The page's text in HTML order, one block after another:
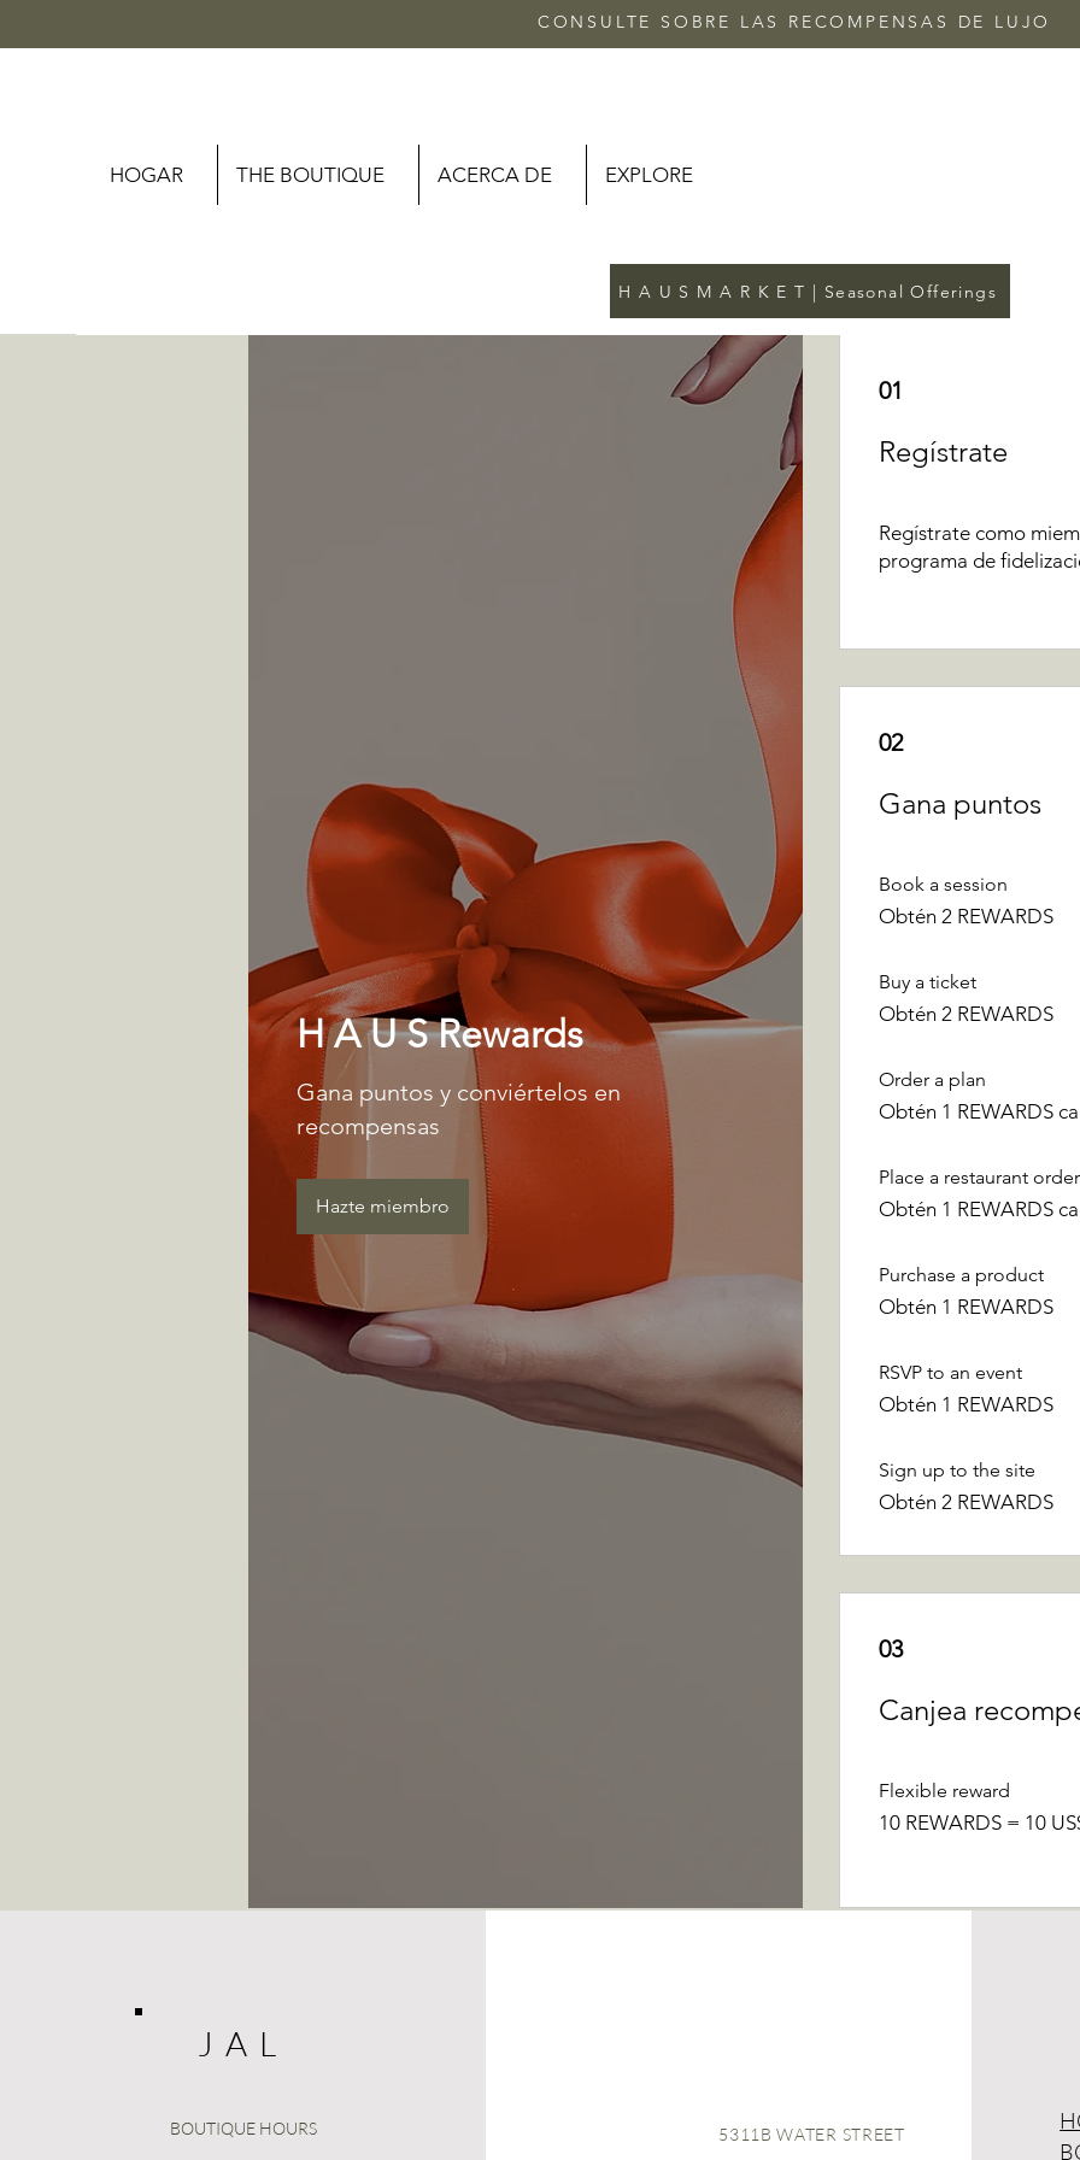
CONSULTE SOBRE LAS RECOMPENSAS DE LUJO
HOGAR THE BOUTIQUE ACERCA DE EXPLORE
H A U S M A R K E T | Seasonal Offerings
H A U S Rewards
Gana puntos y conviértelos en
recompensas
Hazte miembro
01
Regístrate
Regístrate como
programa de
02
Gana puntos
Book a session
Obtén 2 REWARDS
Buy a ticket
Obtén 2 REWARDS
Order a plan
Obtén 1 REWARDS
Place a restaurant order
Obtén 1 REWARDS
Purchase a product
Obtén 1 REWARDS
RSVP to an event
Obtén 1 REWARDS
Sign up to the site
Obtén 2 REWARDS
03
Canjea
Flexible reward
10 REWARDS = 10
J A L
BOUTIQUE HOURS 5311B WATER STREET